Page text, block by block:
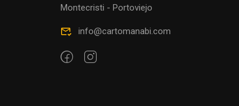
Montecristi - Portoviejo
info@cartomanabi.com